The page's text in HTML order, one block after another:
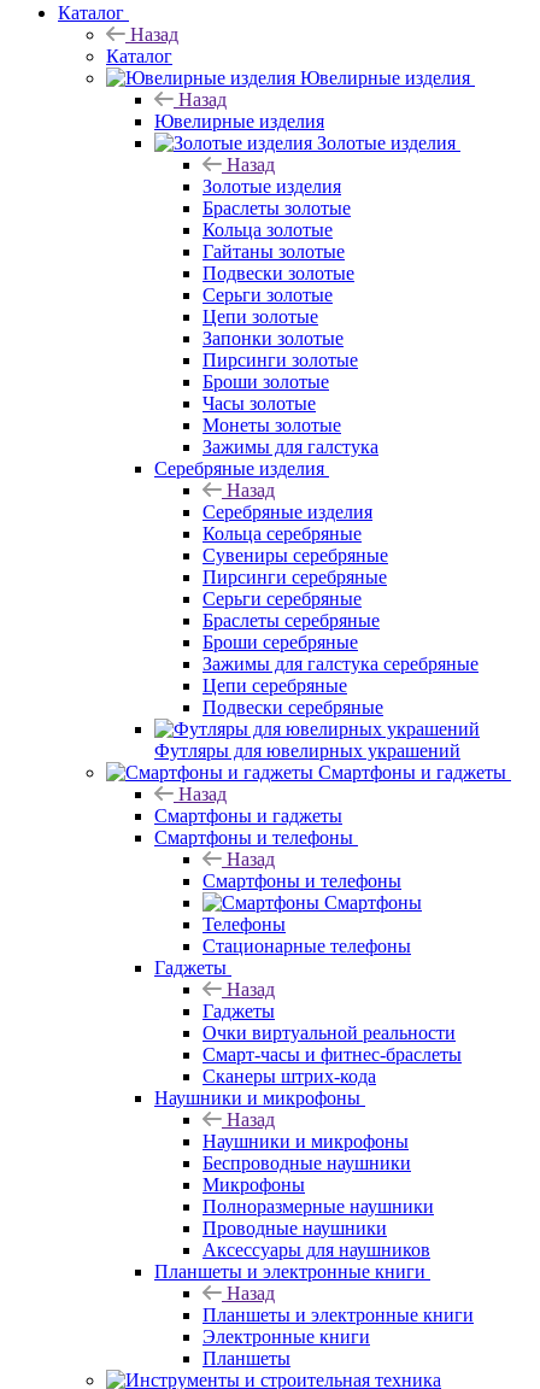
Каталог
Назад
Каталог
Ювелирные изделия
Назад
Ювелирные изделия
Золотые изделия
Назад
Золотые изделия
Браслеты золотые
Кольца золотые
Гайтаны золотые
Подвески золотые
Серьги золотые
Цепи золотые
Запонки золотые
Пирсинги золотые
Броши золотые
Часы золотые
Монеты золотые
Зажимы для галстука
Серебряные изделия
Назад
Серебряные изделия
Кольца серебряные
Сувениры серебряные
Пирсинги серебряные
Серьги серебряные
Браслеты серебряные
Броши серебряные
Зажимы для галстука серебряные
Цепи серебряные
Подвески серебряные
Футляры для ювелирных украшений
Смартфоны и гаджеты
Назад
Смартфоны и гаджеты
Смартфоны и телефоны
Назад
Смартфоны и телефоны
Смартфоны
Телефоны
Стационарные телефоны
Гаджеты
Назад
Гаджеты
Очки виртуальной реальности
Смарт-часы и фитнес-браслеты
Сканеры штрих-кода
Наушники и микрофоны
Назад
Наушники и микрофоны
Беспроводные наушники
Микрофоны
Полноразмерные наушники
Проводные наушники
Аксессуары для наушников
Планшеты и электронные книги
Назад
Планшеты и электронные книги
Электронные книги
Планшеты